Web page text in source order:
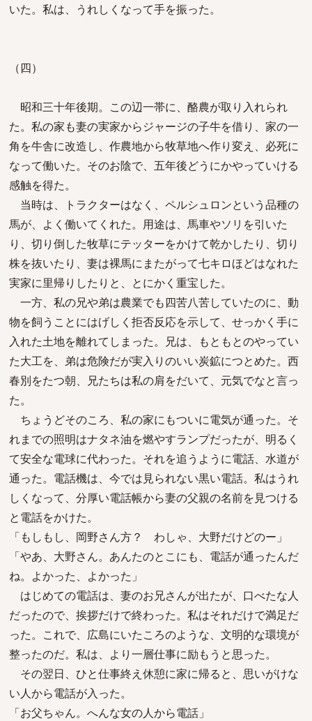
いた。私は、うれしくなって手を振った。
（四）
昭和三十年後期。この辺一帯に、酪農が取り入れられ
た。私の家も妻の実家からジャージの子牛を借り、家の一
角を牛舎に改造し、作農地から牧草地へ作り変え、必死に
なって働いた。そのお陰で、五年後どうにかやっていける
感触を得た。
当時は、トラクターはなく、ペルシュロンという品種の
馬が、よく働いてくれた。用途は、馬車やソリを引いた
り、切り倒した牧草にテッターをかけて乾かしたり、切り
株を抜いたり、妻は裸馬にまたがって七キロほどはなれた
実家に里帰りしたりと、とにかく重宝した。
一方、私の兄や弟は農業でも四苦八苦していたのに、動
物を飼うことにはげしく拒否反応を示して、せっかく手に
入れた土地を離れてしまった。兄は、もともとのやってい
た大工を、弟は危険だが実入りのいい炭鉱につとめた。西
春別をたつ朝、兄たちは私の肩をだいて、元気でなと言っ
た。
ちょうどそのころ、私の家にもついに電気が通った。そ
れまでの照明はナタネ油を燃やすランプだったが、明るく
て安全な電球に代わった。それを追うように電話、水道が
通った。電話機は、今では見られない黒い電話。私はうれ
しくなって、分厚い電話帳から妻の父親の名前を見つける
と電話をかけた。
「もしもし、岡野さん方？ わしゃ、大野だけどのー」
「やあ、大野さん。あんたのとこにも、電話が通ったんだ
ね。よかった、よかった」
はじめての電話は、妻のお兄さんが出たが、口べたな人
だったので、挨拶だけで終わった。私はそれだけで満足だ
った。これで、広島にいたころのような、文明的な環境が
整ったのだ。私は、より一層仕事に励もうと思った。
その翌日、ひと仕事終え休憩に家に帰ると、思いがけな
い人から電話が入った。
「お父ちゃん。へんな女の人から電話」